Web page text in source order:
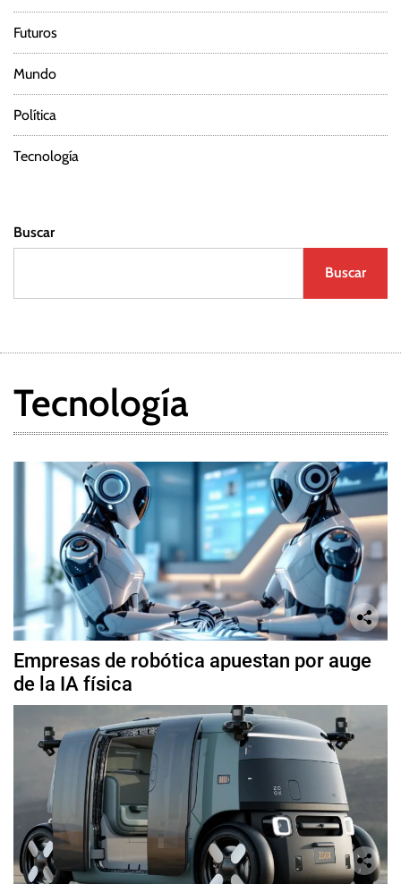
Futuros
Mundo
Política
Tecnología
Buscar
Buscar
Tecnología
Empresas de robótica apuestan por auge
de la IA física